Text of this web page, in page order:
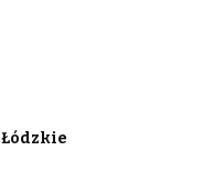
Łódzkie